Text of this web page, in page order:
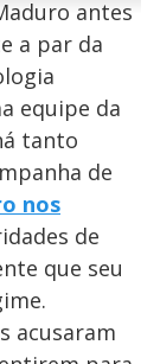
antes
a par da
equipe da
tanto
de
nos
de
que seu
acusaram